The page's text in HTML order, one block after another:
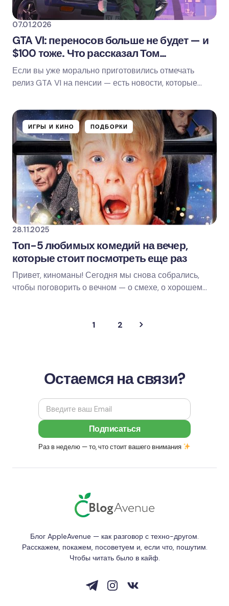
07.01.2026
GTA VI: переносов больше не будет — и
$100 тоже. Что рассказал Том
Хендерсон
Если вы уже морально приготовились отмечать
релиз GTA VI на пенсии — есть новости, которые
ИГРЫ И КИНО ПОДБОРКИ
28.11.2025
Топ-5 любимых комедий на вечер,
которые стоит посмотреть еще раз
Привет, киноманы! Сегодня мы снова собрались,
чтобы поговорить о вечном — о смехе, о хорошем
1 2
Остаемся на связи?
Раз в неделю — то, что стоит вашего внимания
Блог AppleAvenue — как разговор с техно-другом.
Расскажем, покажем, посоветуем и, если что, пошутим.
Чтобы читать было в кайф.